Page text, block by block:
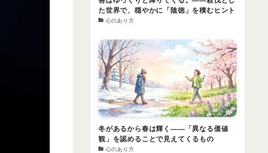
た世界で、穏やかに「陰徳」を積むヒント
心のあり方
冬があるから春は輝く――「異なる価値
観」を認めることで見えてくるもの
心のあり方